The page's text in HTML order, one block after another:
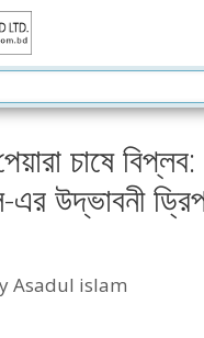
চাষে বিপ্লব:
উদ্ভাবনী
Asadul islam